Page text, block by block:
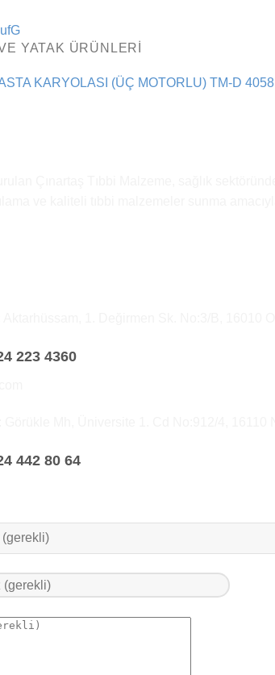
YATAK ÜRÜNLERI
KARYOLASI (ÜÇ MOTORLU) TM-D 4058
223 4360
442 80 64